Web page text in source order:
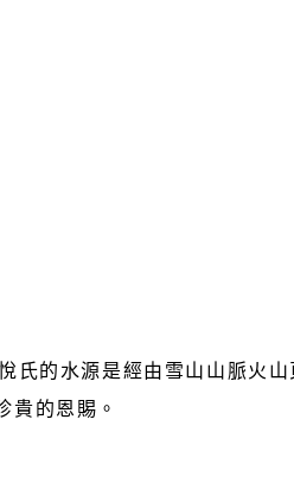
氏的水源是經由雪山山脈火
貴的恩賜。